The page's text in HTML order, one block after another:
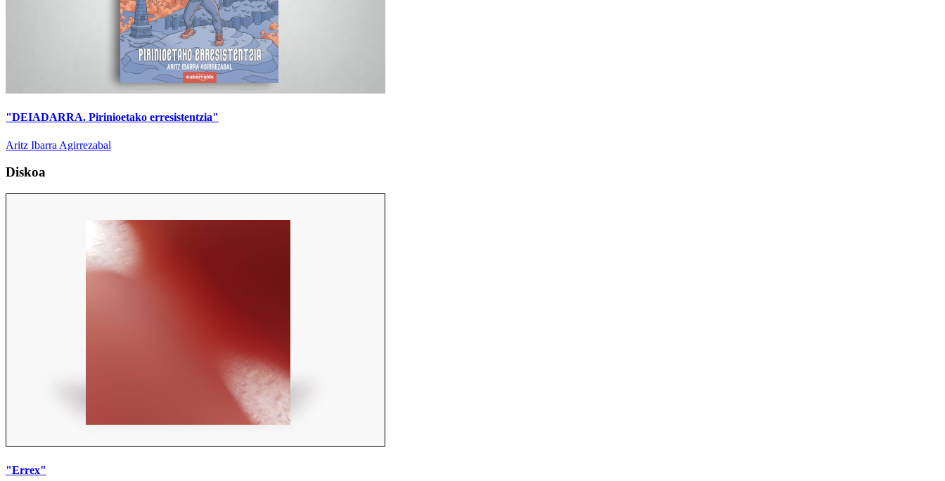
"DEIADARRA. Pirinioetako erresistentzia"
Aritz Ibarra Agirrezabal
Diskoa
"Errex"